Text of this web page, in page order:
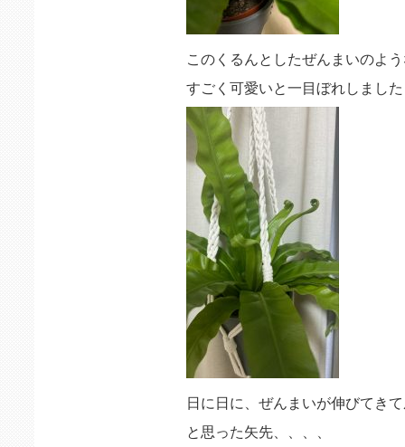
このくるんとしたぜんまいのよ
すごく可愛いと一目ぼれしまし
日に日に、ぜんまいが伸びてき
と思った矢先、、、、